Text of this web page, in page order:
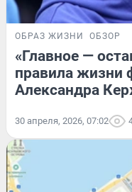
ОБРАЗ ЖИЗНИ ОБЗОР
«Главное —
правила жизни
Александра
30 апреля, 2026, 07:02